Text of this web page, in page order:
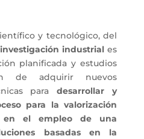
y tecnológico, del
investigación industrial es
planificada y estudios
de adquirir nuevos
paradesarrollar y
para la valorización
en el empleo de una
basadas en la